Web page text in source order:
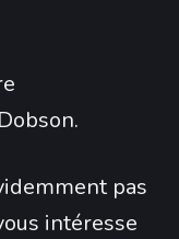
pas
intéresse